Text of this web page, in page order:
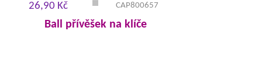
26,90 Kč CAP800657
Ball přívěšek na klíče